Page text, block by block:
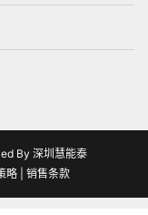
By 深圳慧能泰
略 销售条款